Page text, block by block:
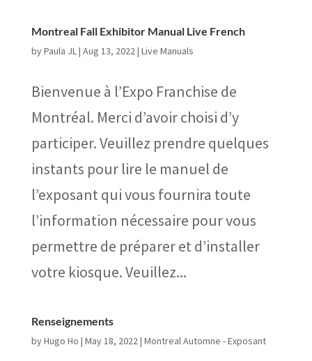
Montreal Fall Exhibitor Manual Live French
byPaula JL| Aug 13, 2022| Live Manuals
Bienvenue à l’Expo Franchise de
Montréal. Merci d’avoir choisi d’y
participer. Veuillez prendre quelques
instants pour lire le manuel de
l’exposant qui vous fournira toute
l’information nécessaire pour vous
permettre de préparer et d’installer
votre kiosque. Veuillez...
Renseignements
byHugo Ho | May 18, 2022| Montreal Automne - Exposant